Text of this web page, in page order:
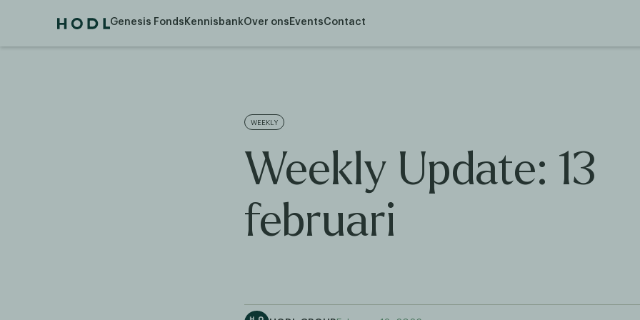
Genesis Fonds KennisbankOver ons EventsContact
WEEKLY
Weekly Update: 13
februari